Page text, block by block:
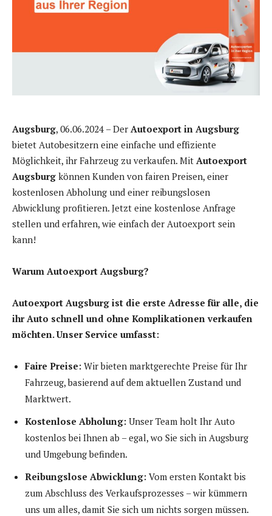
Augsburg, 06.06.2024 – Der Autoexport in Augsburg
bietet Autobesitzern eine einfache und effiziente
Möglichkeit, ihr Fahrzeug zu verkaufen. Mit Autoexport
Augsburg können Kunden von fairen Preisen, einer
kostenlosen Abholung und einer reibungslosen
Abwicklung profitieren. Jetzt eine kostenlose Anfrage
stellen und erfahren, wie einfach der Autoexport sein
kann!
Warum Autoexport Augsburg?
Autoexport Augsburg ist die erste Adresse für alle, die
ihr Auto schnell und ohne Komplikationen verkaufen
möchten. Unser Service umfasst:
Faire Preise: Wir bieten marktgerechte Preise für Ihr
Fahrzeug, basierend auf dem aktuellen Zustand und
Marktwert.
Kostenlose Abholung: Unser Team holt Ihr Auto
kostenlos bei Ihnen ab – egal, wo Sie sich in Augsburg
und Umgebung befinden.
Reibungslose Abwicklung: Vom ersten Kontakt bis
zum Abschluss des Verkaufsprozesses – wir kümmern
uns um alles, damit Sie sich um nichts sorgen müssen.